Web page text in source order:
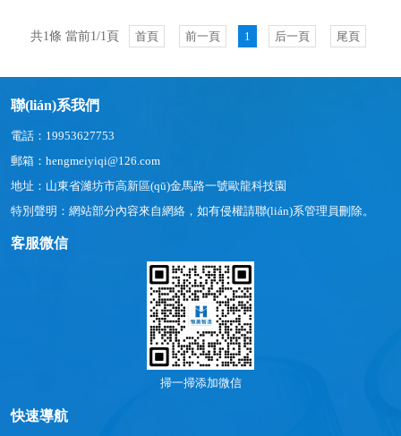
共1條 當前1/1頁 首頁 前一頁 1 后一頁 尾頁
聯(lián)系我們
電話：19953627753
郵箱：hengmeiyiqi@126.com
地址：山東省濰坊市高新區(qū)金馬路一號歐龍科技園
特別聲明：網站部分內容來自網絡，如有侵權請聯(lián)系管理員刪除。
客服微信
掃一掃添加微信
快速導航